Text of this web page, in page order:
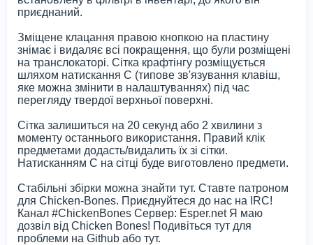
приєднаний.
Зміщене клацання правою кнопкою на пластину
знімає і видаляє всі покращення, що були розміщені
на транслокаторі. Сітка крафтінгу розміщується
шляхом натискання C (типове зв'язування клавіш,
яке можна змінити в налаштуваннях) під час
перегляду твердої верхньої поверхні.
Сітка залишиться на 20 секунд або 2 хвилини з
моменту останнього використання. Правий клік
предметами додасть/видалить їх зі сітки.
Натисканням C на сітці буде виготовлено предмети.
Стабільні збірки можна знайти тут. Ставте патроном
для Chicken-Bones. Приєднуйтеся до нас на IRC!
Канал #ChickenBones Сервер: Esper.net Я маю
дозвіл від Chicken Bones! Подивіться тут для
проблеми на Github або тут.